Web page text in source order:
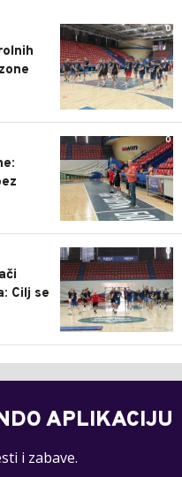
0
0
0
Cilj se
APLIKACIJU
i zabave.